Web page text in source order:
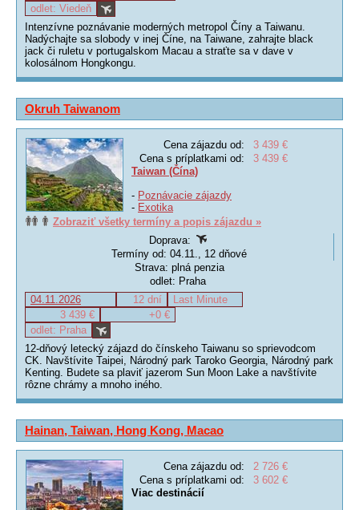
odlet: Viedeň
Intenzívne poznávanie moderných metropol Číny a Taiwanu.
Nadýchajte sa slobody v inej Číne, na Taiwane, zahrajte black
jack či ruletu v portugalskom Macau a straťte sa v dave v
kolosálnom Hongkongu.
Okruh Taiwanom
Cena zájazdu od:
3 439 €
Cena s príplatkami od:
3 439 €
Taiwan (Čína)
- Poznávacie zájazdy
- Exotika
Zobraziť všetky termíny a popis zájazdu »
Doprava:
Termíny od: 04.11., 12 dňové
Strava: plná penzia
odlet: Praha
04.11.2026
12 dní
Last Minute
3 439 €
+0 €
odlet: Praha
12-dňový letecký zájazd do čínskeho Taiwanu so sprievodcom
CK. Navštívite Taipei, Národný park Taroko Georgia, Národný park
Kenting. Budete sa plaviť jazerom Sun Moon Lake a navštívite
rôzne chrámy a mnoho iného.
Hainan, Taiwan, Hong Kong, Macao
Cena zájazdu od:
2 726 €
Cena s príplatkami od:
3 602 €
Viac destinácií